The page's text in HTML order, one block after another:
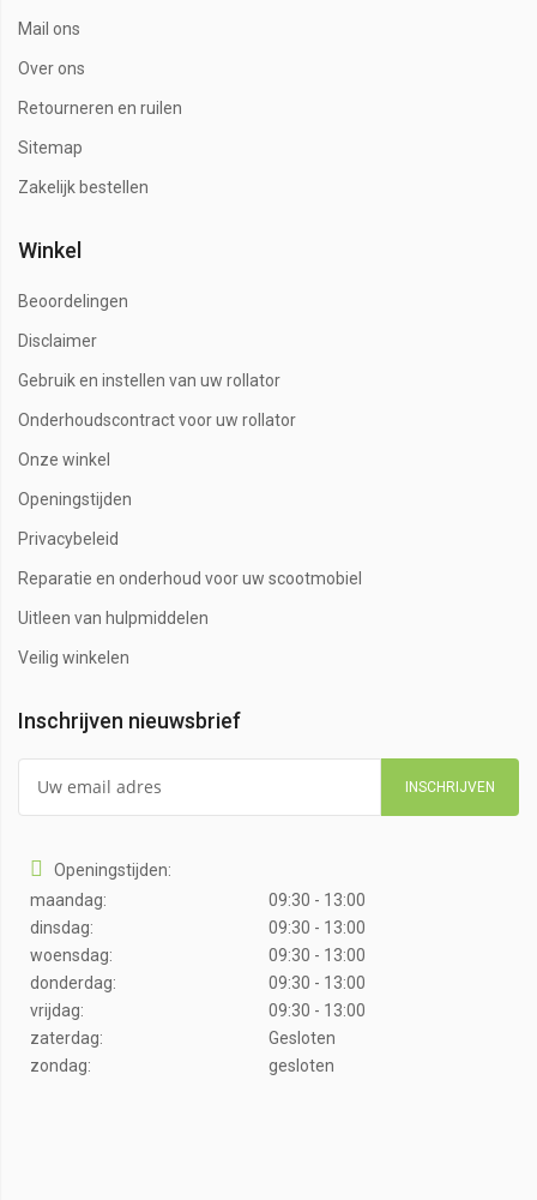
Mail ons
Over ons
Retourneren en ruilen
Sitemap
Zakelijk bestellen
Winkel
Beoordelingen
Disclaimer
Gebruik en instellen van uw rollator
Onderhoudscontract voor uw rollator
Onze winkel
Openingstijden
Privacybeleid
Reparatie en onderhoud voor uw scootmobiel
Uitleen van hulpmiddelen
Veilig winkelen
Inschrijven nieuwsbrief
INSCHRIJVEN
Openingstijden:
maandag:
09:30 - 13:00
dinsdag:
09:30 - 13:00
woensdag:
09:30 - 13:00
donderdag:
09:30 - 13:00
vrijdag:
09:30 - 13:00
zaterdag:
Gesloten
zondag:
gesloten